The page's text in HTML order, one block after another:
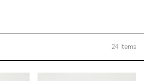
24 Items